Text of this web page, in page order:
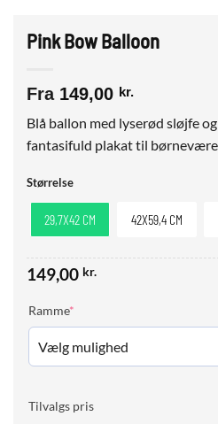
Pink Bow Balloon
Fra 149,00 kr.
Blå ballon med lyserød sløjfe
fantasifuld plakat til
Størrelse
29,7X42 CM 42X59,4 CM
149,00 kr.
Ramme*
Tilvalgs pris